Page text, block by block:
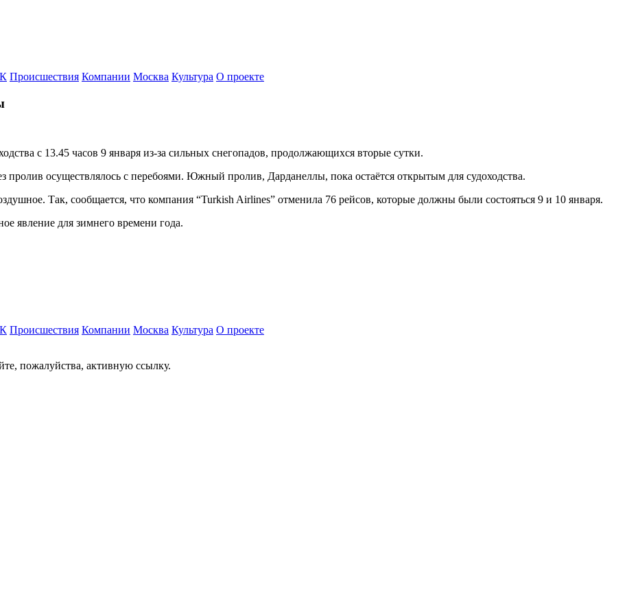
Происшествия Компании Москва Культура О проекте
с 13.45 часов 9 января из-за сильных снегопадов, продолжающихся вторые сутки.
пролив осуществлялось с перебоями. Южный пролив, Дарданеллы, пока остаётся открытым для судоходства.
Так, сообщается, что компания “Turkish Airlines” отменила 76 рейсов, которые должны были состояться 9 и 10 января.
явление для зимнего времени года.
Происшествия Компании Москва Культура О проекте
пожалуйства, активную ссылку.